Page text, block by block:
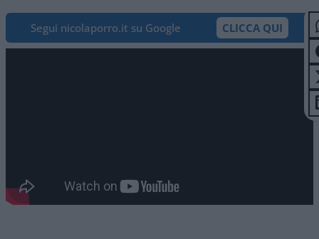
Segui nicolaporro.it su Google CLICCA QUI